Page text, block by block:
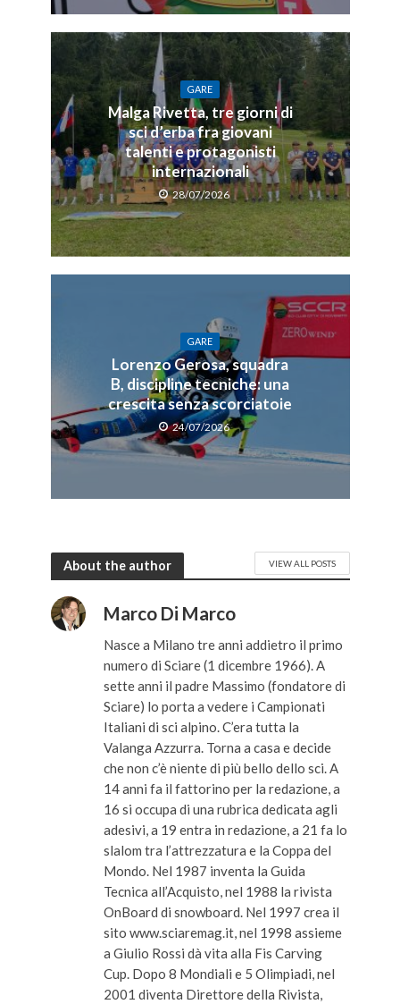
GARE
Malga Rivetta, tre giorni di
sci d’erba fra giovani
talenti e protagonisti
internazionali
28/07/2026
GARE
Lorenzo Gerosa, squadra
B, discipline tecniche: una
crescita senza scorciatoie
24/07/2026
About the author VIEW ALL POSTS
Marco Di Marco
Nasce a Milano tre anni addietro il primo
numero di Sciare (1 dicembre 1966). A
sette anni il padre Massimo (fondatore di
Sciare) lo porta a vedere i Campionati
Italiani di sci alpino. C’era tutta la
Valanga Azzurra. Torna a casa e decide
che non c’è niente di più bello dello sci. A
14 anni fa il fattorino per la redazione, a
16 si occupa di una rubrica dedicata agli
adesivi, a 19 entra in redazione, a 21 fa lo
slalom tra l’attrezzatura e la Coppa del
Mondo. Nel 1987 inventa la Guida
Tecnica all’Acquisto, nel 1988 la rivista
OnBoard di snowboard. Nel 1997 crea il
sito www.sciaremag.it, nel 1998 assieme
a Giulio Rossi dà vita alla Fis Carving
Cup. Dopo 8 Mondiali e 5 Olimpiadi, nel
2001 diventa Direttore della Rivista,